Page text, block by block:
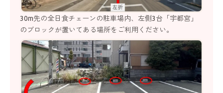
30m先の全日食チェーンの駐車場内、左側3台「宇都宮」
のブロックが置いてある場所をご利用ください。